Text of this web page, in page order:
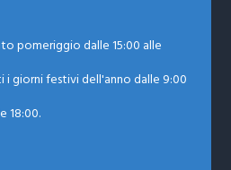
pomeriggio dalle 15:00 alle
i giorni festivi dell'anno dalle 9:00
18:00.